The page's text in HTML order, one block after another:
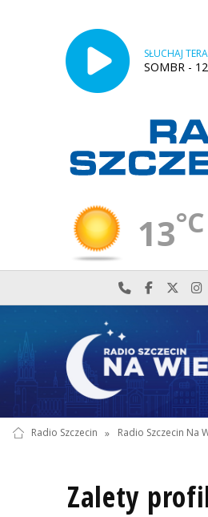
SŁUCHAJ
SOMBR -
13°C
Najlepiej po
Odwiedź
Radio Szczecin » Radio Szczecin Na
Zalety